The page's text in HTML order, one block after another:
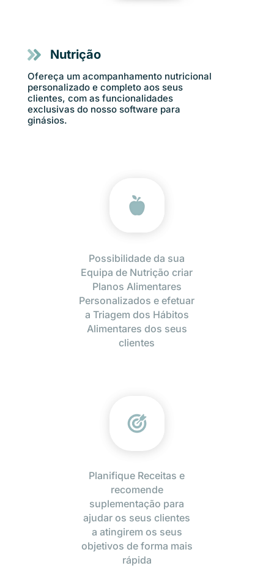
Nutrição
Ofereça um acompanhamento nutricional
personalizado e completo aos seus
clientes, com as funcionalidades
exclusivas do nosso software para
ginásios.
Possibilidade da sua
Equipa de Nutrição criar
Planos Alimentares
Personalizados e efetuar
a Triagem dos Hábitos
Alimentares dos seus
clientes
Planifique Receitas e
recomende
suplementação para
ajudar os seus clientes
a atingirem os seus
objetivos de forma mais
rápida